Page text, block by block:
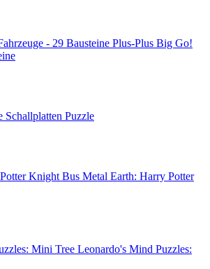
Plus-Plus Big Go!
Schallplatten Puzzle
Metal Earth: Harry Potter
Leonardo's Mind Puzzles: